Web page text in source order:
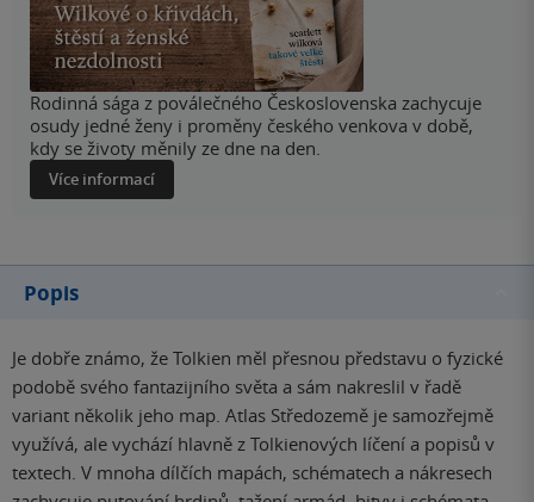
Rodinná sága z poválečného Československa zachycuje
osudy jedné ženy i proměny českého venkova v době,
kdy se životy měnily ze dne na den.
Více informací
Popis
Je dobře známo, že Tolkien měl přesnou představu o fyzické
podobě svého fantazijního světa a sám nakreslil v řadě
variant několik jeho map. Atlas Středozemě je samozřejmě
využívá, ale vychází hlavně z Tolkienových líčení a popisů v
textech. V mnoha dílčích mapách, schématech a nákresech